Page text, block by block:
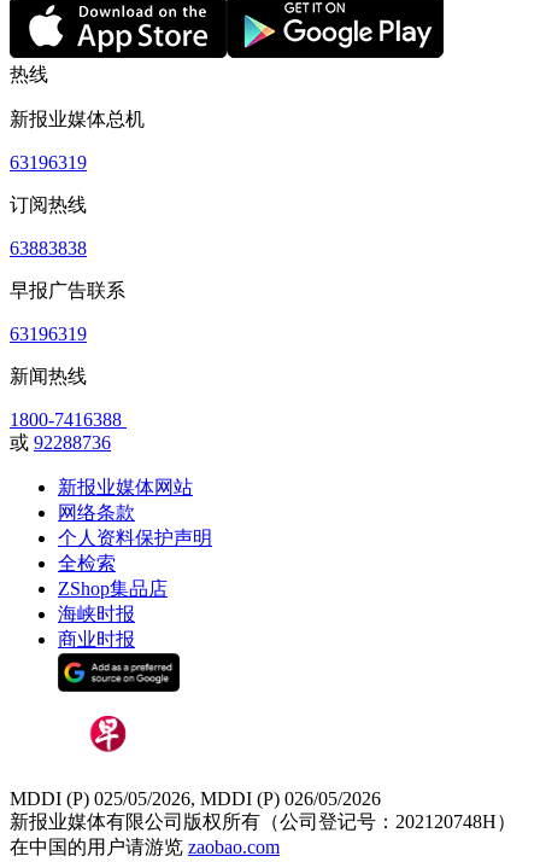
热线
新报业媒体总机
63196319
订阅热线
63883838
早报广告联系
63196319
新闻热线
1800-7416388
或 92288736
新报业媒体网站
网络条款
个人资料保护声明
全检索
ZShop集品店
海峡时报
商业时报
MDDI (P) 025/05/2026, MDDI (P) 026/05/2026
新报业媒体有限公司版权所有（公司登记号：202120748H）
在中国的用户请游览 zaobao.com